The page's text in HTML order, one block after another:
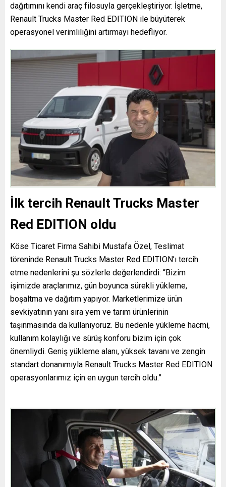
dağıtımını kendi araç filosuyla gerçekleştiriyor. İşletme,
Renault Trucks Master Red EDITION ile büyüterek
operasyonel verimliliğini artırmayı hedefliyor.
İlk tercih Renault Trucks Master
Red EDITION oldu
Köse Ticaret Firma Sahibi Mustafa Özel, Teslimat
töreninde Renault Trucks Master Red EDITION’ı tercih
etme nedenlerini şu sözlerle değerlendirdi: “Bizim
işimizde araçlarımız, gün boyunca sürekli yükleme,
boşaltma ve dağıtım yapıyor. Marketlerimize ürün
sevkiyatının yanı sıra yem ve tarım ürünlerinin
taşınmasında da kullanıyoruz. Bu nedenle yükleme hacmi,
kullanım kolaylığı ve sürüş konforu bizim için çok
önemliydi. Geniş yükleme alanı, yüksek tavanı ve zengin
standart donanımıyla Renault Trucks Master Red EDITION
operasyonlarımız için en uygun tercih oldu.”